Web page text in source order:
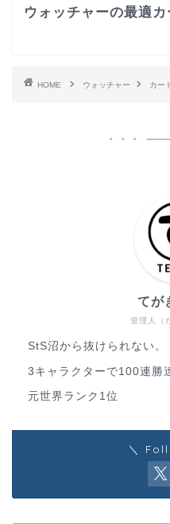
ウォッチャーの最適
HOME ウォッチャー カー
管理人（
てが
StS沼から抜けられない。
3キャラクターで100連勝
元世界ランク1位
＼